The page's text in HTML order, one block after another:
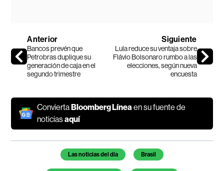
Anterior
Bancos prevén que
Petrobras duplique su
generación de caja en el
segundo trimestre
Siguiente
Lula reduce su ventaja sobre
Flávio Bolsonaro rumbo a las
elecciones, según nueva
encuesta
ConviertaBloomberg Línea en su fuente de
noticiasaquí
Temas de este artículo
Las noticias del día Brasil